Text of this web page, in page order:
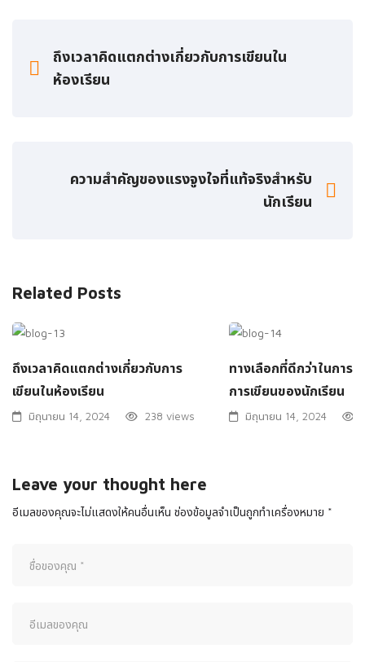
ถึงเวลาคิดแตกต่างเกี่ยวกับการเขียนใน
ห้องเรียน
ความสําคัญของแรงจูงใจที่แท้จริงสําหรับ
นักเรียน
Related Posts
ถึงเวลาคิดแตกต่างเกี่ยวกับการ
เขียนในห้องเรียน
มิถุนายน 14, 2024 238 views
ทางเลือกที่ดีกว่าในการใ
การเขียนของนักเรียน
มิถุนายน 14, 2024
Leave your thought here
อีเมลของคุณจะไม่แสดงให้คนอื่นเห็น ช่องข้อมูลจำเป็นถูกทำเครื่องหมาย *